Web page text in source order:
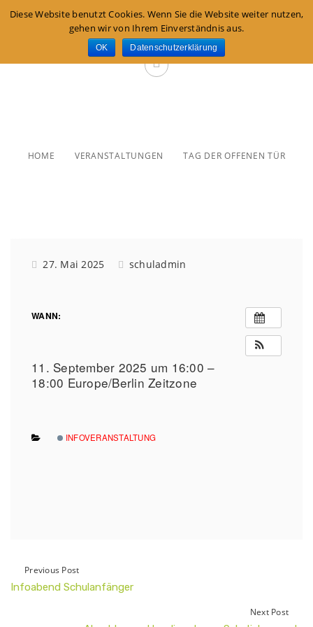
HOME VERANSTALTUNGEN TAG DER OFFENEN TÜR
27. Mai 2025 schuladmin
WANN:
11. September 2025 um 16:00 –
18:00 Europe/Berlin Zeitzone
INFOVERANSTALTUNG
Previous Post
Infoabend Schulanfänger
Next Post
Diese Website benutzt Cookies. Wenn Sie die Website weiter nutzen,
gehen wir von Ihrem Einverständnis aus.
OK Datenschutzerklärung